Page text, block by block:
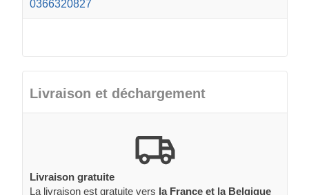
0366320827
Livraison et déchargement
Livraison gratuite
La livraison est gratuite vers la France et la Belgique